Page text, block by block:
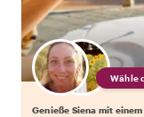
Wähle
Genieße Siena mit